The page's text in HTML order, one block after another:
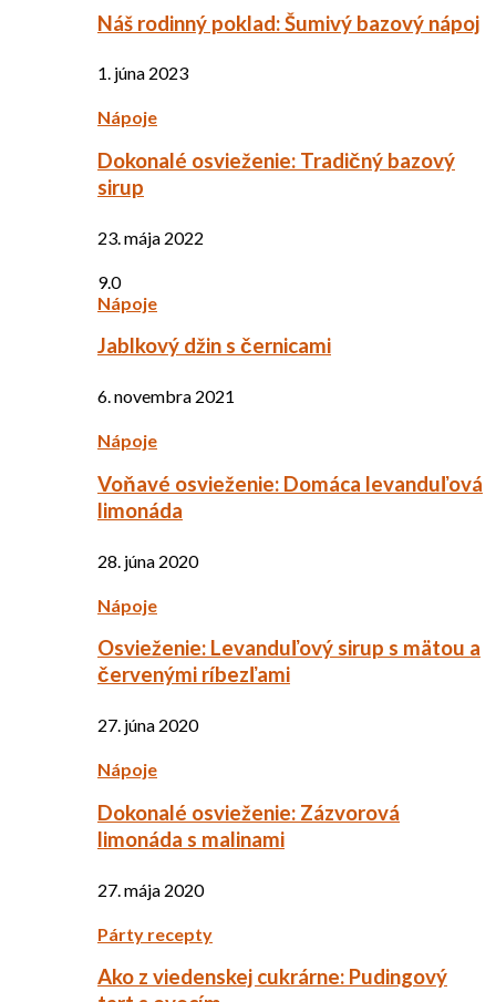
Náš rodinný poklad: Šumivý bazový nápoj
1. júna 2023
Nápoje
Dokonalé osvieženie: Tradičný bazový
sirup
23. mája 2022
9.0
Nápoje
Jablkový džin s černicami
6. novembra 2021
Nápoje
Voňavé osvieženie: Domáca levanduľová
limonáda
28. júna 2020
Nápoje
Osvieženie: Levanduľový sirup s mätou a
červenými ríbezľami
27. júna 2020
Nápoje
Dokonalé osvieženie: Zázvorová
limonáda s malinami
27. mája 2020
Párty recepty
Ako z viedenskej cukrárne: Pudingový